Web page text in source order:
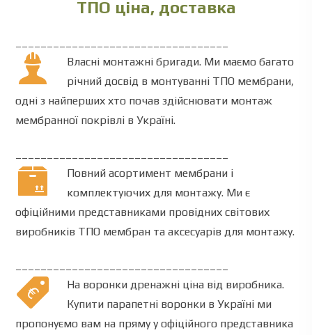
ТПО ціна, доставка
Власні монтажні бригади. Ми маємо багато
річний досвід в монтуванні ТПО мембрани,
одні з найперших хто почав здійснювати монтаж
мембранної покрівлі в Україні.
Повний асортимент мембрани і
комплектуючих для монтажу. Ми є
офіційними представниками провідних світових
виробників ТПО мембран та аксесуарів для монтажу.
На воронки дренажні ціна від виробника.
Купити парапетні воронки в Україні ми
пропонуємо вам на пряму у офіційного представника